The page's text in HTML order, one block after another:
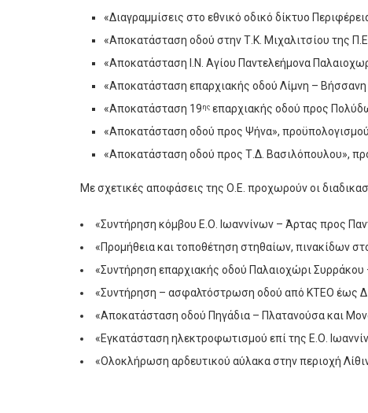
«Διαγραμμίσεις στο εθνικό οδικό δίκτυο
«Αποκατάσταση οδού στην Τ.Κ. Μιχαλιτσίου της
«Αποκατάσταση Ι.Ν. Αγίου Παντελεήμονα
«Αποκατάσταση επαρχιακής οδού Λίμνη –
«Αποκατάσταση 19 ης επαρχιακής οδού προς
«Αποκατάσταση οδού προς Ψήνα»,
«Αποκατάσταση οδού προς Τ.Δ. Βασιλόπουλου»,
Με σχετικές αποφάσεις της Ο.Ε. προχωρούν οι
«Συντήρηση κόμβου Ε.Ο. Ιωαννίνων – Άρτας προς
«Προμήθεια και τοποθέτηση στηθαίων, πινακίδων
«Συντήρηση επαρχιακής οδού Παλαιοχώρι
«Συντήρηση – ασφαλτόστρωση οδού από ΚΤΕΟ έως
«Αποκατάσταση οδού Πηγάδια – Πλατανούσα και
«Εγκατάσταση ηλεκτροφωτισμού επί της Ε.Ο.
«Ολοκλήρωση αρδευτικού αύλακα στην περιοχή